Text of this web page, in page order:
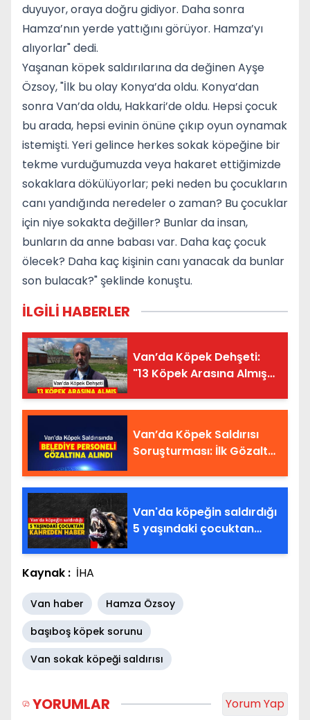
duyuyor, oraya doğru gidiyor. Daha sonra
Hamza’nın yerde yattığını görüyor. Hamza’yı
alıyorlar" dedi.
Yaşanan köpek saldırılarına da değinen Ayşe
Özsoy, "İlk bu olay Konya’da oldu. Konya’dan
sonra Van’da oldu, Hakkari’de oldu. Hepsi çocuk
bu arada, hepsi evinin önüne çıkıp oyun oynamak
istemişti. Yeri gelince herkes sokak köpeğine bir
tekme vurduğumuzda veya hakaret ettiğimizde
sokaklara dökülüyorlar; peki neden bu çocukların
canı yandığında neredeler o zaman? Bu çocuklar
için niye sokakta değiller? Bunlar da insan,
bunların da anne babası var. Daha kaç çocuk
ölecek? Daha kaç kişinin canı yanacak da bunlar
son bulacak?" şeklinde konuştu.
İLGİLİ HABERLER
Van’da Köpek Dehşeti:
"13 Köpek Arasına Almış
Van’da Köpek Saldırısı
Soruşturması: İlk Gözaltı
Van'da köpeğin saldırdığı
5 yaşındaki çocuktan
Kaynak : İHA
Van haber
Hamza Özsoy
başıboş köpek sorunu
Van sokak köpeği saldırısı
YORUMLAR Yorum Yap